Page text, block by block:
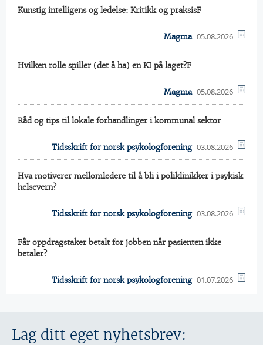
Kunstig intelligens og ledelse: Kritikk og praksisF
Magma 05.08.2026
Hvilken rolle spiller (det å ha) en KI på laget?F
Magma 05.08.2026
Råd og tips til lokale forhandlinger i kommunal sektor
Tidsskrift for norsk psykologforening 03.08.2026
Hva motiverer mellomledere til å bli i poliklinikker i psykisk
helsevern?
Tidsskrift for norsk psykologforening 03.08.2026
Får oppdragstaker betalt for jobben når pasienten ikke
betaler?
Tidsskrift for norsk psykologforening 01.07.2026
Lag ditt eget nyhetsbrev: